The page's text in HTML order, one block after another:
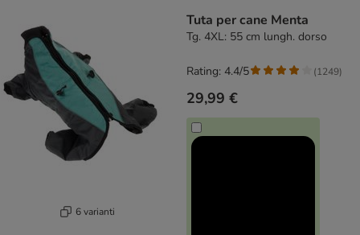
6 varianti
Tuta per cane Menta
Tg. 4XL: 55 cm lungh. dorso
29,99 €
Rating: 4.4/5 (1249)